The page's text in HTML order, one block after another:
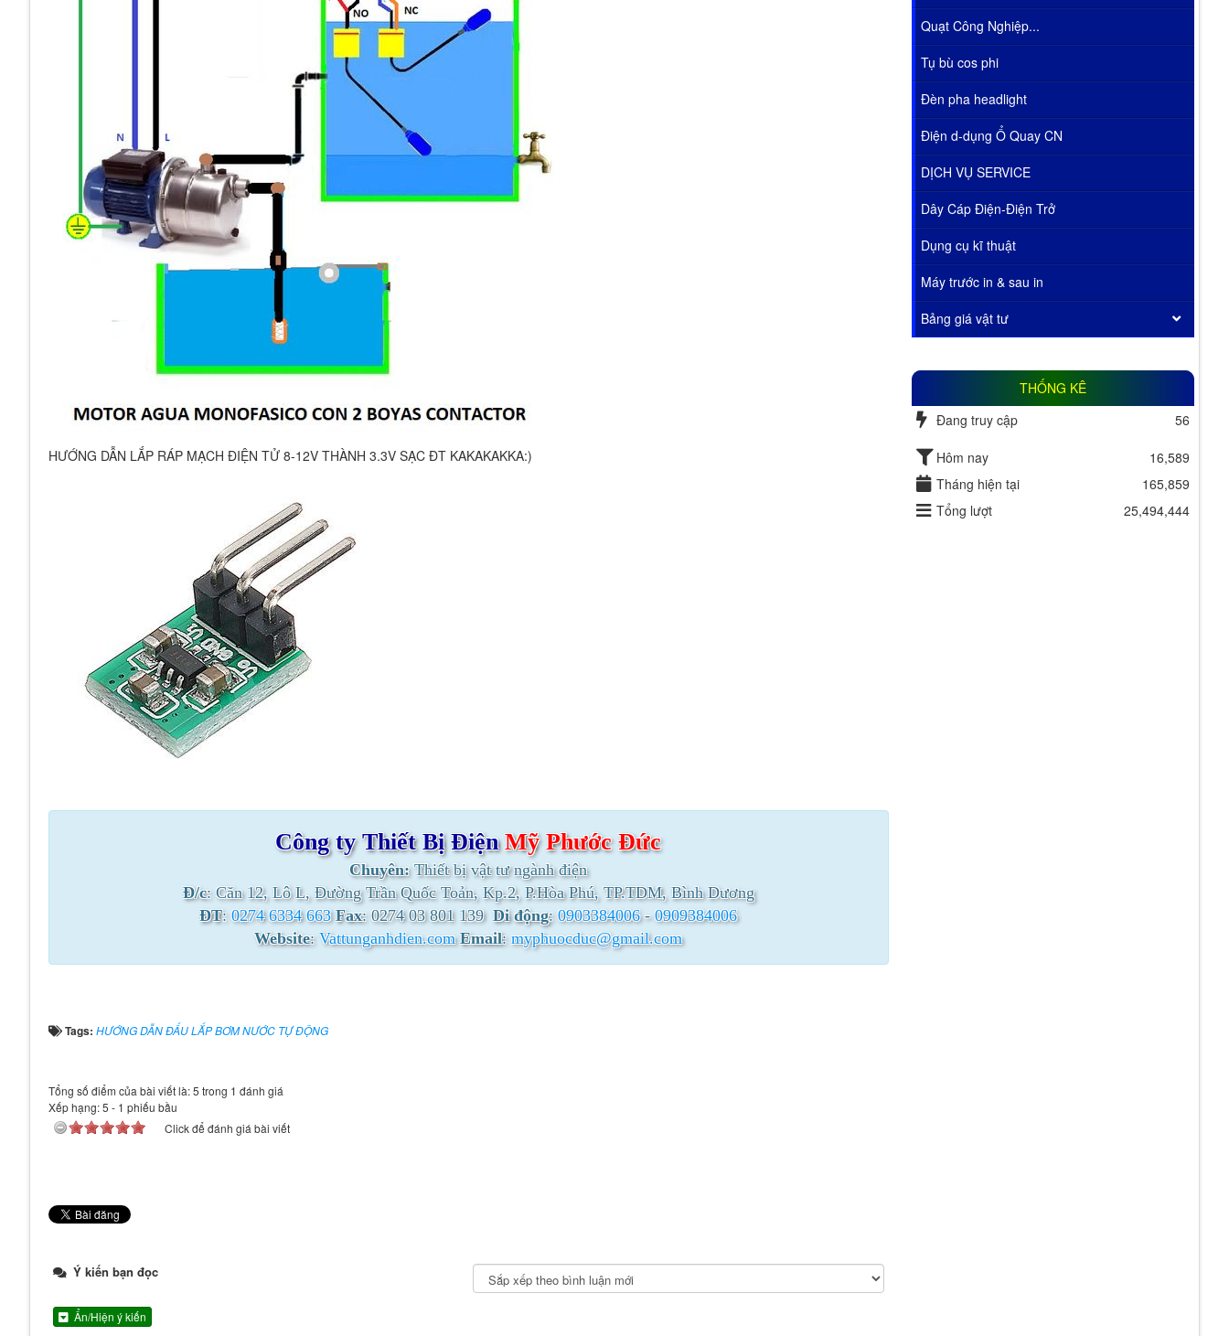
HƯỚNG DẪN LẮP RÁP MẠCH ĐIỆN TỬ 8-12V THÀNH 3.3V SẠC ĐT KAKAKAKKA:)
Công ty Thiết Bị ĐiệnMỹ PhướcĐức
Chuyên:Thiết bị vật tư ngành điện
Đ/c: Căn 12, Lô L, Đường Trần Quốc Toản, Kp.2, P.Hòa Phú, TP.TDM, Bình Dương
ĐT:0274 6334 663 Fax: 0274 03 801 139 Di động:0903384006-0909384006
Website:Vattunganhdien.com Email:myphuocduc@gmail.com
Tags: HƯỚNG DẪN ĐẤU LẮP BƠM NƯỚC TỰ ĐỘNG
Tổng số điểm của bài viết là: 5 trong 1 đánh giá
Xếp hạng:5 - 1 phiếu bầu
Click để đánh giá bài viết
Ý kiến bạn đọc
Ẩn/Hiện ý kiến
Quạt Công Nghiệp...
Tụ bù cos phi
Đèn pha headlight
Điện d-dụng Ổ Quay CN
DỊCH VỤ SERVICE
Dây Cáp Điện-Điện Trở
Dụng cụ kĩ thuật
Máy trước in & sau in
Bảng giá vật tư
THỐNG KÊ
Đang truy cập
56
Hôm nay
16,589
Tháng hiện tại
165,859
Tổng lượt
25,494,444